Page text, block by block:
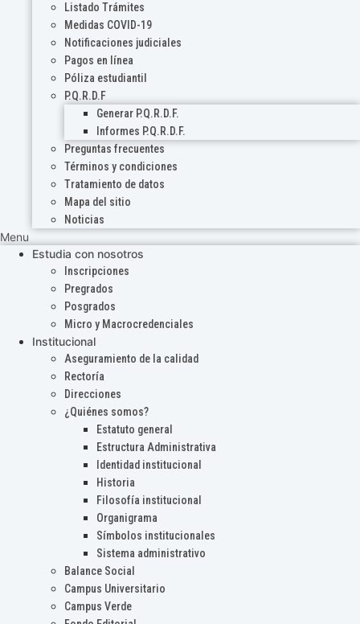
Listado Trámites
Medidas COVID-19
Notificaciones judiciales
Pagos en línea
Póliza estudiantil
P.Q.R.D.F
Generar P.Q.R.D.F.
Informes P.Q.R.D.F.
Preguntas frecuentes
Términos y condiciones
Tratamiento de datos
Mapa del sitio
Noticias
Menu
Estudia con nosotros
Inscripciones
Pregrados
Posgrados
Micro y Macrocredenciales
Institucional
Aseguramiento de la calidad
Rectoría
Direcciones
¿Quiénes somos?
Estatuto general
Estructura Administrativa
Identidad institucional
Historia
Filosofía institucional
Organigrama
Símbolos institucionales
Sistema administrativo
Balance Social
Campus Universitario
Campus Verde